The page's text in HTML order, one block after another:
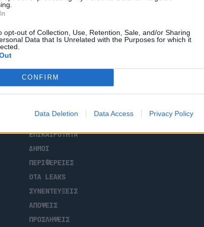
opt-out of Collection, Use, Retention, Sale, and/or Sharing
Data that Is Unrelated with the Purposes for which it
CONFIRM
Data Deletion Data Access Privacy Policy
πραγματοποίησε ο Δήμος
Εκπαιδευτική Επίσκεψη του έργου
Urban Initiative – Innovative Actions
από το Botoșani, το Milazzo και τη
γύρω από τον […]
ΕΠΙΚΑΙΡΟΤΗΤΑ
ΔΗΜΟΙ
ΠΕΡΙΦΕΡΕΙΕΣ
OTA LEAKS
ΣΥΝΕΝΤΕΥΞΕΙΣ
ΑΠΟΨΕΙΣ
ΠΡΟΣΛΗΨΕΙΣ